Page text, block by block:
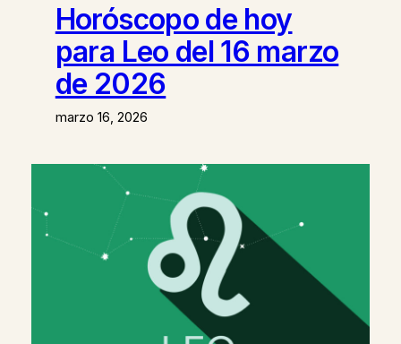
Horóscopo de hoy
para Leo del 16 marzo
de 2026
marzo 16, 2026